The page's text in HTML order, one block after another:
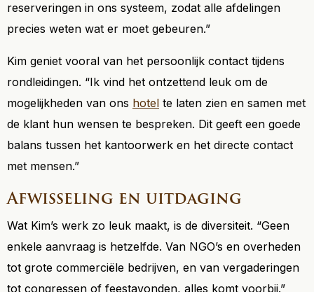
reserveringen in ons systeem, zodat alle afdelingen
precies weten wat er moet gebeuren.”
Kim geniet vooral van het persoonlijk contact tijdens
rondleidingen. “Ik vind het ontzettend leuk om de
mogelijkheden van ons hotel te laten zien en samen met
de klant hun wensen te bespreken. Dit geeft een goede
balans tussen het kantoorwerk en het directe contact
met mensen.”
Afwisseling en uitdaging
Wat Kim’s werk zo leuk maakt, is de diversiteit. “Geen
enkele aanvraag is hetzelfde. Van NGO’s en overheden
tot grote commerciële bedrijven, en van vergaderingen
tot congressen of feestavonden, alles komt voorbij.”